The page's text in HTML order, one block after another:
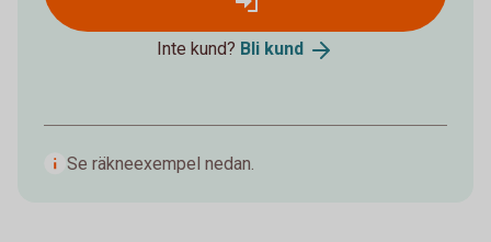
Inte kund? Bli kund
Se räkneexempel nedan.